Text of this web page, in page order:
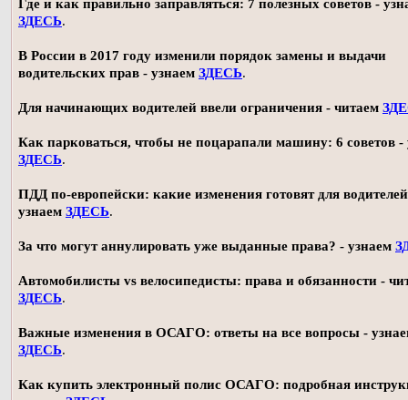
Где и как правильно заправляться: 7 полезных советов -
ЗДЕСЬ.
В России в 2017 году изменили порядок замены и выдачи
водительских прав - узнаем ЗДЕСЬ.
Для начинающих водителей ввели ограничения - читаем
Как парковаться, чтобы не поцарапали машину: 6 советов -
ЗДЕСЬ.
ПДД по-европейски: какие изменения готовят для
узнаем ЗДЕСЬ.
За что могут аннулировать уже выданные права? - узнаем
Автомобилисты vs велосипедисты: права и обязанности -
ЗДЕСЬ.
Важные изменения в ОСАГО: ответы на все вопросы -
ЗДЕСЬ.
Как купить электронный полис ОСАГО: подробная